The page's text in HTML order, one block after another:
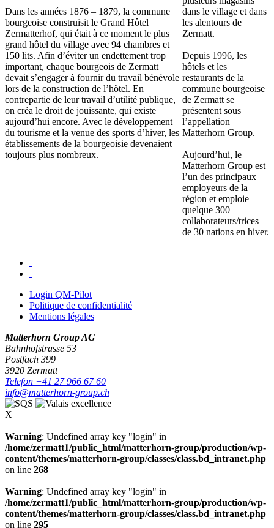
Dans les années 1876 – 1879, la commune
bourgeoise construisit le Grand Hôtel
Zermatterhof, qui était à ce moment le plus
grand hôtel du village avec 94 chambres et
150 lits. Afin d’éviter un endettement trop
important, chaque bourgeois de Zermatt
devait s’engager à fournir du travail bénévole
lors de la construction de l’hôtel. En
contrepartie de leur travail d’utilité publique,
on créa le droit de jouissante, qui existe
aujourd’hui encore. Avec le développement
du tourisme et la venue des sports d’hiver, les
établissements de la bourgeoisie devenaient
toujours plus nombreux.
dans le village et dans
les alentours de
Zermatt.
Depuis 1996, les
hôtels et les
restaurants de la
commune bourgeoise
de Zermatt se
présentent sous
l’appellation
Matterhorn Group.
Aujourd’hui, le
Matterhorn Group est
l’un des principaux
employeurs de la
région et emploie
quelque 300
collaborateurs/trices
de 30 nations en hiver.
Login QM-Pilot
Politique de confidentialité
Mentions légales
Matterhorn Group AG
Bahnhofstrasse 53
Postfach 399
3920 Zermatt
Telefon +41 27 966 67 60
info@matterhorn-group.ch
X
Warning: Undefined array key "login" in
/home/zermatt1/public_html/matterhorn-group/production/wp-
content/themes/matterhorn-group/classes/class.bd_intranet.php
on line 268
Warning: Undefined array key "login" in
/home/zermatt1/public_html/matterhorn-group/production/wp-
content/themes/matterhorn-group/classes/class.bd_intranet.php
on line 295